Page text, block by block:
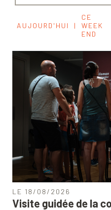
AUJOURD'HUI |
CE
WEEK
END
LE 18/08/2026
Visite guidée de la